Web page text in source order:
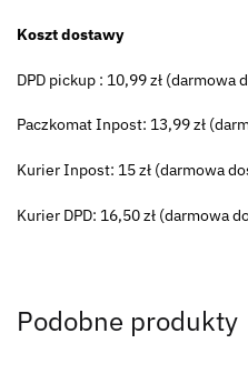
Koszt dostawy
DPD pickup : 10,99 zł (darmowa
Paczkomat Inpost: 13,99 zł
Kurier Inpost: 15 zł (darmowa
Kurier DPD: 16,50 zł (darmowa
Podobne produkty